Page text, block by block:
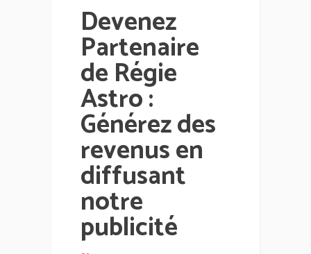
Devenez
Partenaire
de Régie
Astro :
Générez des
revenus en
diffusant
notre
publicité